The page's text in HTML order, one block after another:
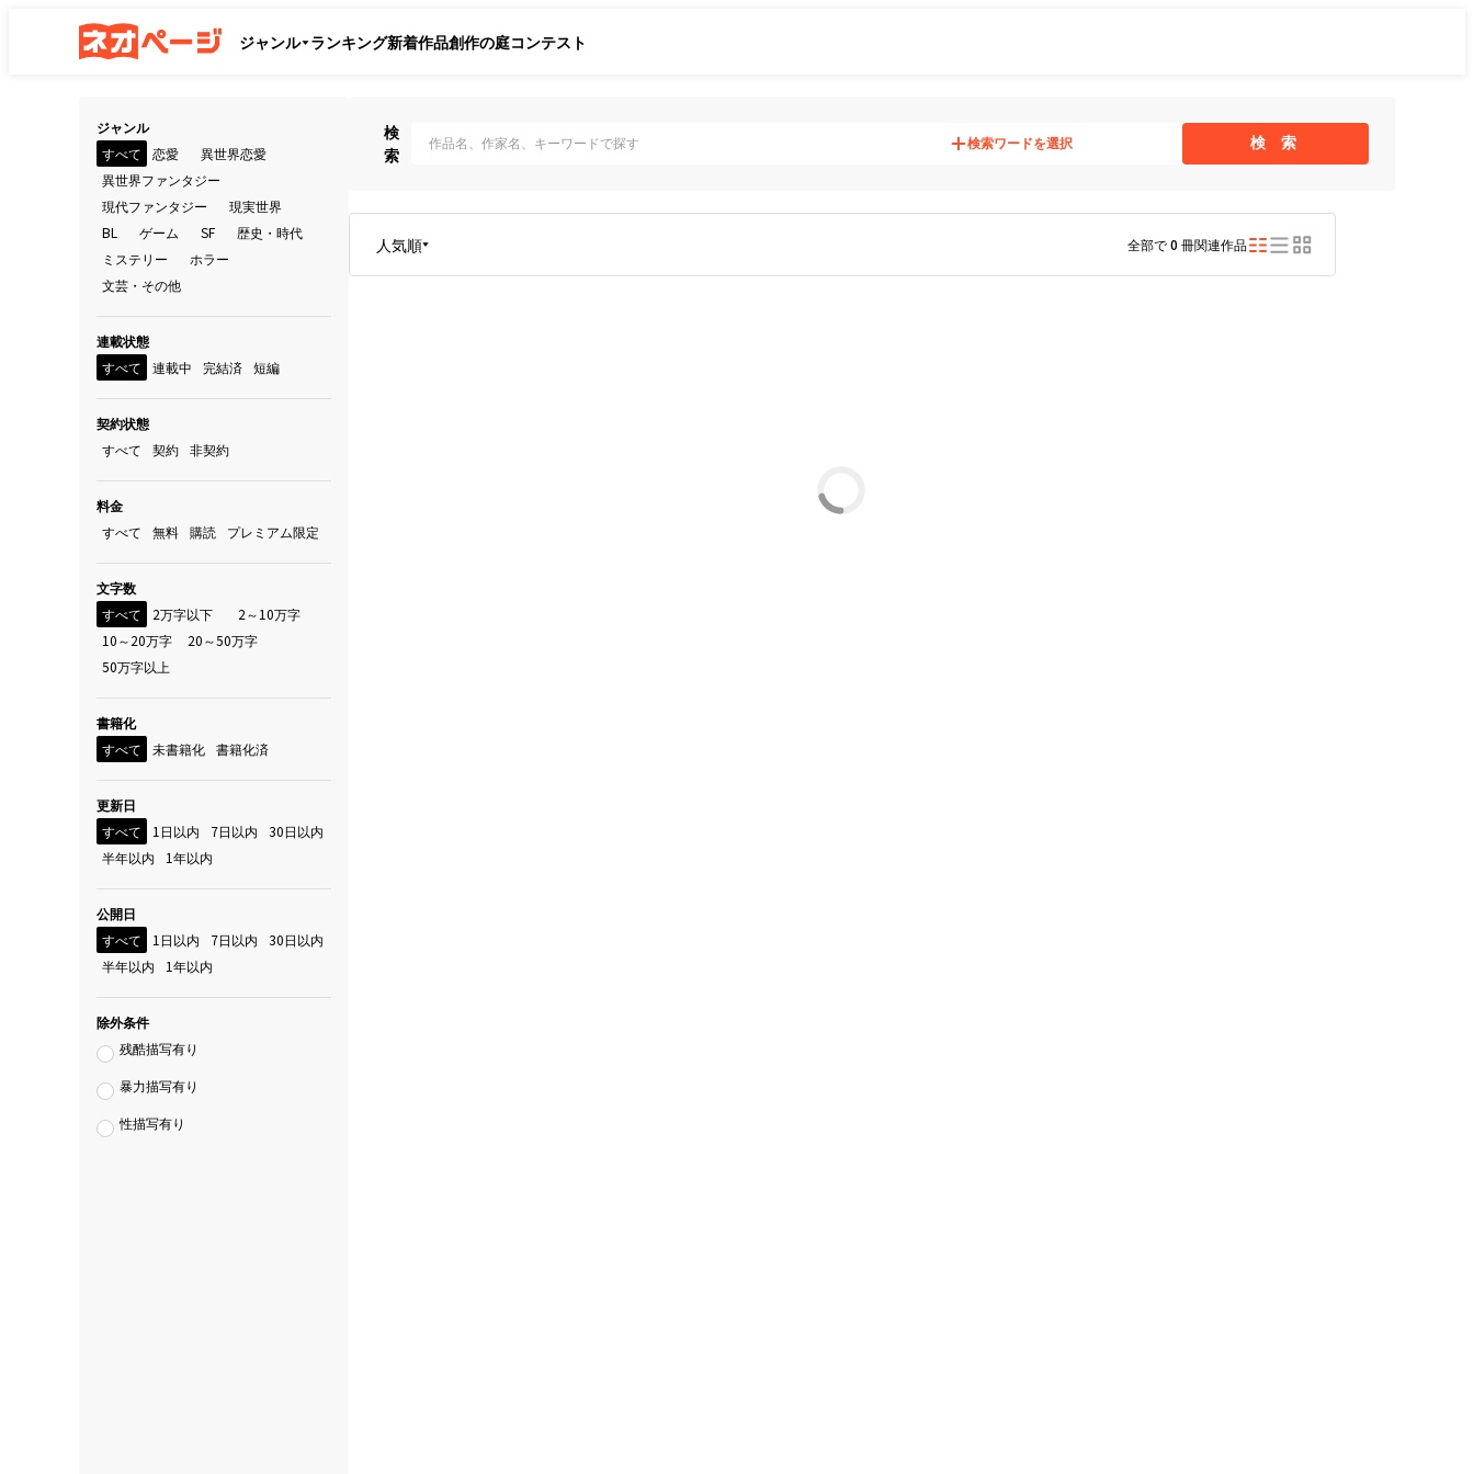
ジャンル ランキング新着作品創作の庭コンテスト
ジャンル
すべて
恋愛
異世界恋愛
異世界ファンタジー
現代ファンタジー
現実世界
BL
ゲーム SF
歴史・時代
ミステリー
ホラー
文芸・その他
連載状態
すべて
連載中 完結済 短編
契約状態
すべて
契約 非契約
料金
すべて
無料 購読 プレミアム限定
文字数
すべて
2万字以下
2～10万字
10～20万字
20～50万字
50万字以上
書籍化
すべて
未書籍化 書籍化済
更新日
すべて
1日以内 7日以内
30日以内
半年以内
1年以内
公開日
すべて
1日以内 7日以内
30日以内
半年以内
1年以内
除外条件
残酷描写有り
暴力描写有り
性描写有り
検
索
検索ワードを選択 検 索
人気順 全部で0 冊関連作品